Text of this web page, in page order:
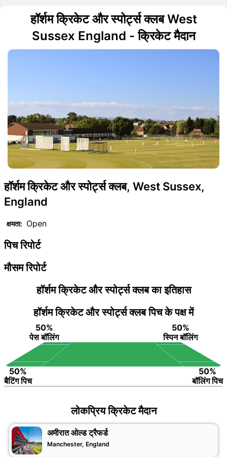
हॉर्शम क्रिकेट और स्पोर्ट्स क्लब West
Sussex England - क्रिकेट मैदान
हॉर्शम क्रिकेट और स्पोर्ट्स क्लब, West Sussex,
England
क्षमता: Open
पिच रिपोर्ट
मौसम रिपोर्ट
हॉर्शम क्रिकेट और स्पोर्ट्स क्लब का इतिहास
हॉर्शम क्रिकेट और स्पोर्ट्स क्लब पिच के पक्ष में
50%
पेस बॉलिंग
50%
स्पिन बॉलिंग
50%
बैटिंग पिच
50%
बॉलिंग पिच
लोकप्रिय क्रिकेट मैदान
अमीरात ओल्ड ट्रैफर्ड
Manchester, England